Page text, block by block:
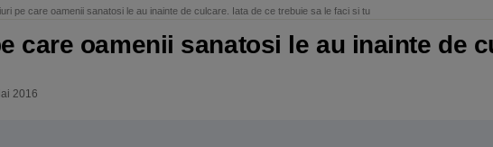
pe care oamenii sanatosi le au inainte de culcare. Iata de ce trebuie sa le faci si tu
care oamenii sanatosi le au inainte de
2016